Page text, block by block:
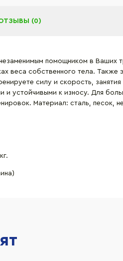
(0)
помощником в Ваших
веса собственного тела.
силу и скорость,
и устойчивыми к износу. Для
Материал: сталь, песок,